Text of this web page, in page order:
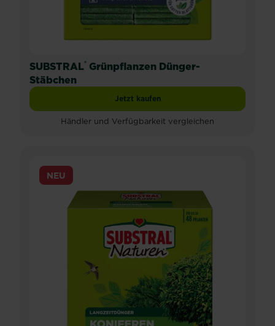
SUBSTRAL® Grünpflanzen Dünger-
Stäbchen
Jetzt kaufenSUBSTRAL® Grünpflanzen Dünger-
Händler und Verfügbarkeit vergleichen
NEU